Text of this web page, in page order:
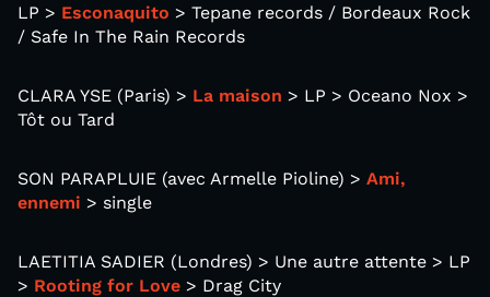
LP > Esconaquito > Tepane records / Bordeaux Rock
/ Safe In The Rain Records
CLARA YSE (Paris) > La maison > LP > Oceano Nox >
Tôt ou Tard
SON PARAPLUIE (avec Armelle Pioline) > Ami,
ennemi > single
LAETITIA SADIER (Londres) > Une autre attente > LP
> Rooting for Love > Drag City